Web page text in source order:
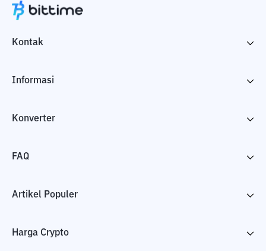
Kontak
Informasi
Konverter
FAQ
Artikel Populer
Harga Crypto